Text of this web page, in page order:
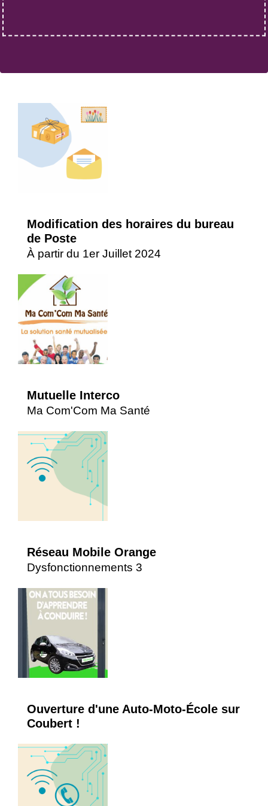
Modification des horaires du bureau
de Poste
À partir du 1er Juillet 2024
Mutuelle Interco
Ma Com'Com Ma Santé
Réseau Mobile Orange
Dysfonctionnements 3
Ouverture d'une Auto-Moto-École sur
Coubert !